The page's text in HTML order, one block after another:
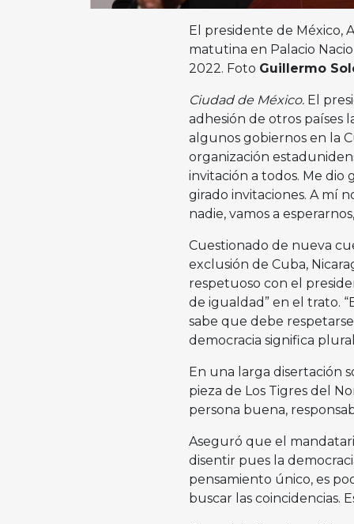
El presidente de México,
matutina en Palacio
2022. Foto Guillermo
Ciudad de México.El
adhesión de otros países
algunos gobiernos en la
organización
invitación a todos. Me dio
girado invitaciones. A mí
nadie, vamos a
Cuestionado de nueva
exclusión de Cuba,
respetuoso con el
de igualdad” en el trato.
sabe que debe
democracia significa
En una larga disertación
pieza de Los Tigres del
persona buena,
Aseguró que el
disentir pues la
pensamiento único, es
buscar las coincidencias.